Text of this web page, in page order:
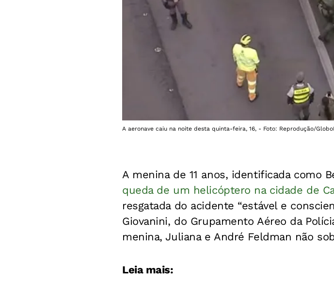
A aeronave caiu na noite desta quinta-feira, 16, - Foto: Reprodução/
A menina de 11 anos, identificada como
queda de um helicóptero na cidade de
resgatada do acidente “estável e
Giovanini, do Grupamento Aéreo da
menina, Juliana e André Feldman não
Leia mais: